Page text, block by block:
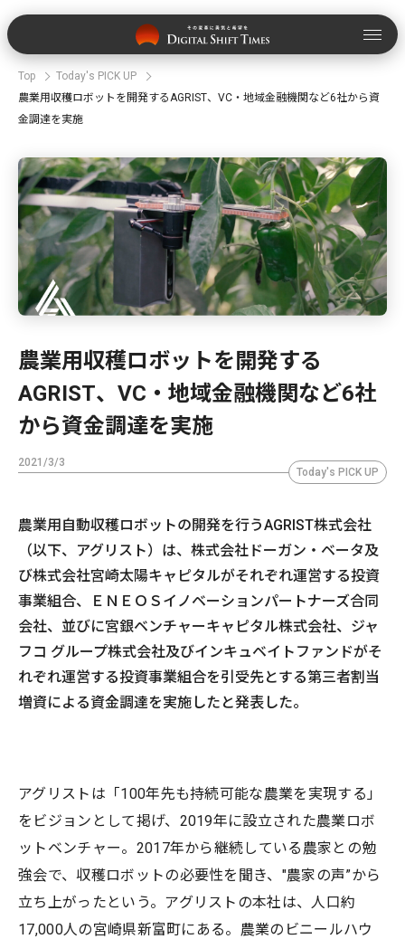
Top
Today's PICK UP
農業用収穫ロボットを開発するAGRIST、VC・地域金融機関など6社から資
金調達を実施
農業用収穫ロボットを開発する
AGRIST、VC・地域金融機関など6社
から資金調達を実施
2021/3/3
Today's PICK UP
農業用自動収穫ロボットの開発を行うAGRIST株式会社
（以下、アグリスト）は、株式会社ドーガン・ベータ及
び株式会社宮崎太陽キャピタルがそれぞれ運営する投資
事業組合、ＥＮＥＯＳイノベーションパートナーズ合同
会社、並びに宮銀ベンチャーキャピタル株式会社、ジャ
フコ グループ株式会社及びインキュベイトファンドがそ
れぞれ運営する投資事業組合を引受先とする第三者割当
増資による資金調達を実施したと発表した。
アグリストは「100年先も持続可能な農業を実現する」
をビジョンとして掲げ、2019年に設立された農業ロボ
ットベンチャー。2017年から継続している農家との勉
強会で、収穫ロボットの必要性を聞き、"農家の声”から
立ち上がったという。アグリストの本社は、人口約
17,000人の宮崎県新富町にある。農業のビニールハウ